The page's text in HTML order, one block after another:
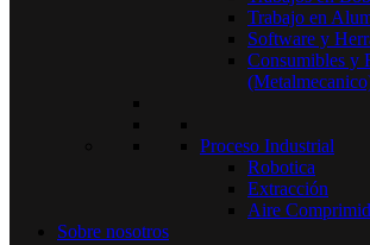
Trabajo en
Software y
Consumibles y
Proceso Industrial
Robotica
Extracción
Aire
Sobre nosotros